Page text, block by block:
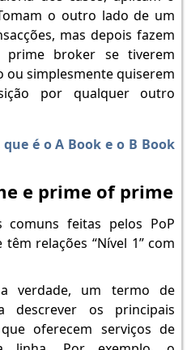
o outro lado de um
mas depois fazem
broker se tiverem
ou simplesmente quiserem
por qualquer outro
que é o A Book e o B Book
e prime of prime
comuns feitas pelos PoP
relações “Nível 1” com
verdade, um termo de
descrever os principais
oferecem serviços de